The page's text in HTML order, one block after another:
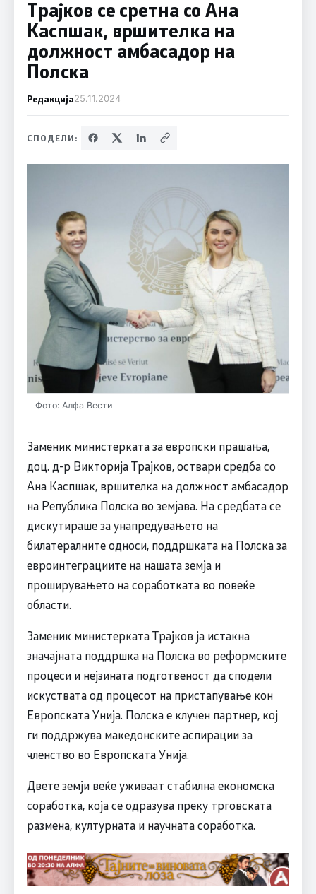
Трајков се сретна со Ана
Каспшак, вршителка на
должност амбасадор на
Полска
Редакција25.11.2024
СПОДЕЛИ:
Фото: Алфа Вести
Заменик министерката за европски прашања,
доц. д-р Викторија Трајков, оствари средба со
Ана Каспшак, вршителка на должност амбасадор
на Република Полска во земјава. На средбата се
дискутираше за унапредувањето на
билатералните односи, поддршката на Полска за
евроинтеграциите на нашата земја и
проширувањето на соработката во повеќе
области.
Заменик министерката Трајков ја истакна
значајната поддршка на Полска во реформските
процеси и нејзината подготвеност да сподели
искуствата од процесот на пристапување кон
Европската Унија. Полска е клучен партнер, кој
ги поддржува македонските аспирации за
членство во Европската Унија.
Двете земји веќе уживаат стабилна економска
соработка, која се одразува преку трговската
размена, културната и научната соработка.